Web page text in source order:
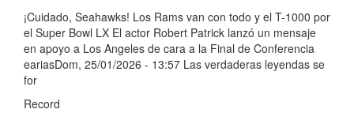
¡Cuidado, Seahawks! Los Rams van con todo y el T-1000 por
el Super Bowl LX El actor Robert Patrick lanzó un mensaje
en apoyo a Los Angeles de cara a la Final de Conferencia
eariasDom, 25/01/2026 - 13:57 Las verdaderas leyendas se
for
Record